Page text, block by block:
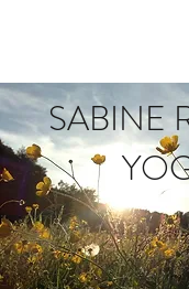
SABINE